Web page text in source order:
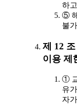
하
⑤
불
제 12
이용 제
①
유
자